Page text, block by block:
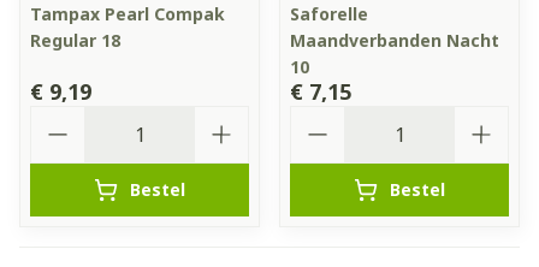
Tampax Pearl Compak
Regular 18
€ 9,19
Bestel
Saforelle
Maandverbanden Nacht
10
€ 7,15
Bestel